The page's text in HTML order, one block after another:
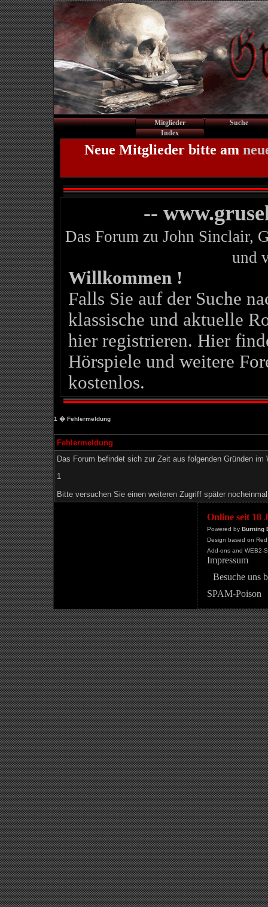
Mitglieder
Suche
Index
Neue Mitglieder bitte am
--
Das Forum zu John Sinclair,
und
Willkommen !
Falls Sie auf der Suche
klassische und aktuelle
hier registrieren. Hier
Hörspiele und weitere
kostenlos.
1 � Fehlermeldung
Fehlermeldung
Das Forum befindet sich zur Zeit aus folgenden Gründen im
1
Bitte versuchen Sie einen weiteren Zugriff später
Online seit 18
Powered by Burning
Design based on
Add-ons and WEB2-
Impressum
Besuche uns
SPAM-Poison